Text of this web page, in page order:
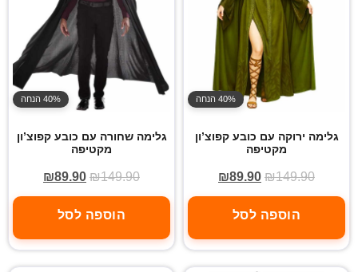
40% הנחה
גלימה ירוקה עם כובע קפוצ’ון
מקטיפה
₪149.90
₪89.90
הוספה לסל
40% הנחה
גלימה שחורה עם כובע קפוצ’ון
מקטיפה
₪149.90
₪89.90
הוספה לסל